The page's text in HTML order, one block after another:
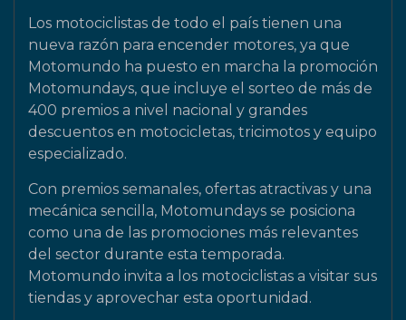
Los motociclistas de todo el país tienen una
nueva razón para encender motores, ya que
Motomundo ha puesto en marcha la promoción
Motomundays, que incluye el sorteo de más de
400 premios a nivel nacional y grandes
descuentos en motocicletas, tricimotos y equipo
especializado.
Con premios semanales, ofertas atractivas y una
mecánica sencilla, Motomundays se posiciona
como una de las promociones más relevantes
del sector durante esta temporada.
Motomundo invita a los motociclistas a visitar sus
tiendas y aprovechar esta oportunidad.